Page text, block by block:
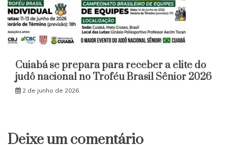
Cuiabá se prepara para receber a elite do
judô nacional no Troféu Brasil Sênior 2026
2 de junho de 2026
Deixe um comentário